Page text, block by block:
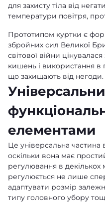
для захисту тіла від
температури повітря,
Прототипом куртки є
збройних сил Великої
світової війни
кишень і використання в
що захищають від негоди.
елементами
Це універсальна частина
оскільки вона має
регулювання в
регулюється не лише
адаптувати розмір
типу головного убору